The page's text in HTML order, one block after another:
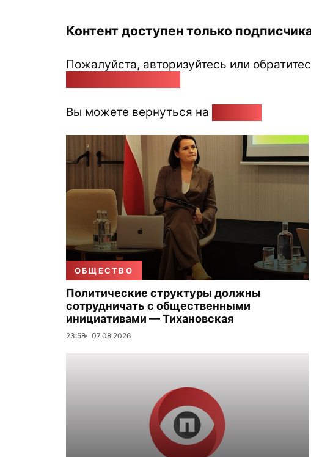
Контент доступен только
Пожалуйста, авторизуйтесь или
Вы можете вернуться на
ОБЩЕСТВО
Политические структуры должны
сотрудничать с общественными
инициативами — Тихановская
23:58 07.08.2026